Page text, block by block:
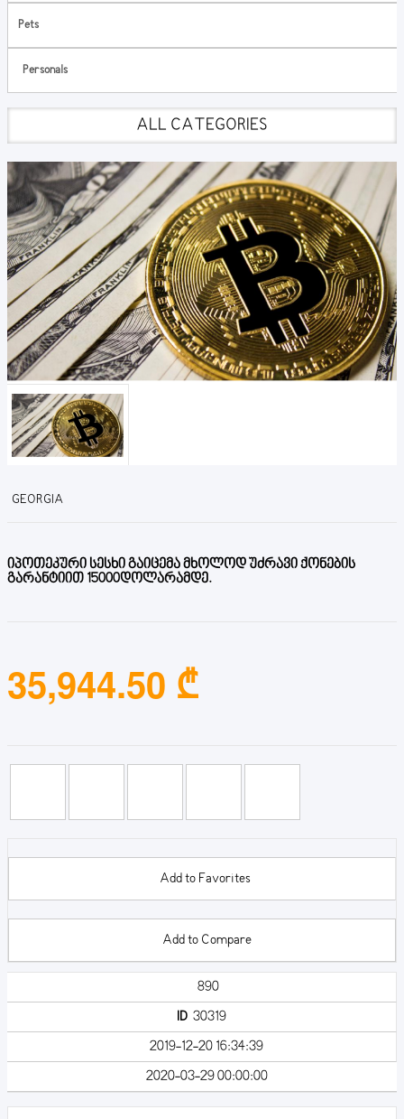
Pets
Personals
ALL CATEGORIES
GEORGIA
იპოთეკური სესხი გაიცემა მხოლოდ უძრავი ქონების
გარანტიით 15000დოლარამდე.
35,944.50 ₾
Add to Favorites
Add to Compare
890
ID 30319
2019-12-20 16:34:39
2020-03-29 00:00:00